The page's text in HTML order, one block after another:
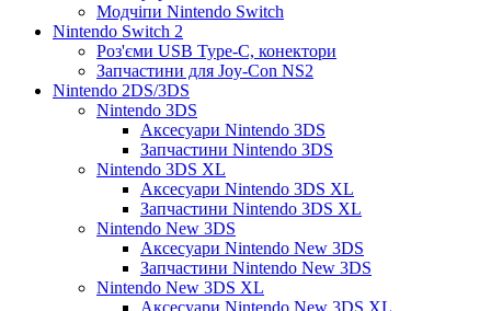
Модчіпи Nintendo Switch
Nintendo Switch 2
Роз'єми USB Type-C, конектори
Запчастини для Joy-Con NS2
Nintendo 2DS/3DS
Nintendo 3DS
Аксесуари Nintendo 3DS
Запчастини Nintendo 3DS
Nintendo 3DS XL
Аксесуари Nintendo 3DS XL
Запчастини Nintendo 3DS XL
Nintendo New 3DS
Аксесуари Nintendo New 3DS
Запчастини Nintendo New 3DS
Nintendo New 3DS XL
Аксесуари Nintendo New 3DS XL